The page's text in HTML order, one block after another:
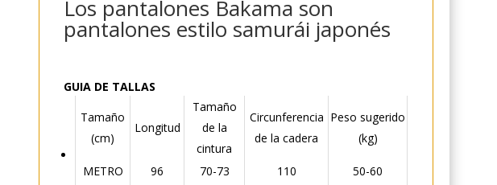
Los pantalones Bakama son
pantalones estilo samurái japonés
GUIA DE TALLAS
Tamaño
(cm)
Longitud
Tamaño
de la
cintura
Circunferencia
de la cadera
Peso sugerido
(kg)
METRO 96 70-73 110
50-60